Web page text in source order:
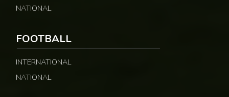
NATIONAL
FOOTBALL
INTERNATIONAL
NATIONAL